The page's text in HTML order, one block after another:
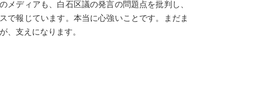
ディアも、白石区議の発言の問題点を批判し、
で報じています。本当に心強いことです。まだま
、支えになります。